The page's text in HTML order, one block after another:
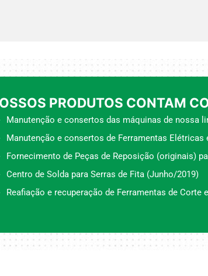
PRODUTOS CONTAM
Manutenção e consertos das máquinas de nossa
Manutenção e consertos de Ferramentas Elétricas
Fornecimento de Peças de Reposição (originais)
Centro de Solda para Serras de Fita (Junho/2019)
Reafiação e recuperação de Ferramentas de Corte